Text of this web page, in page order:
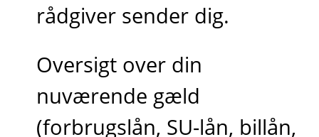
rådgiver sender dig.
Oversigt over din
nuværende gæld
(forbrugslån, SU-lån, billån,